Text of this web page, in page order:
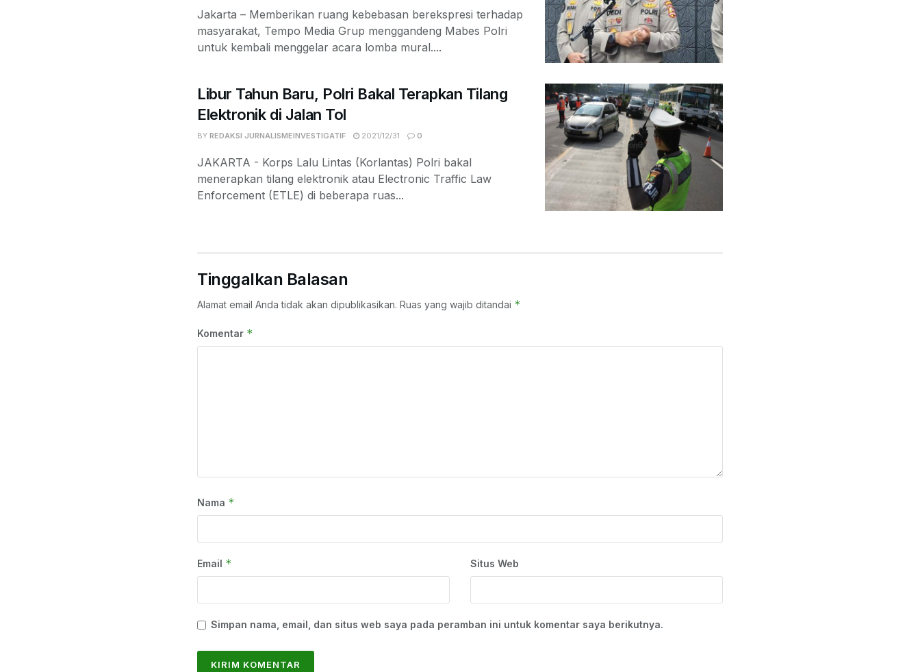
Jakarta – Memberikan ruang kebebasan berekspresi terhadap
masyarakat, Tempo Media Grup menggandeng Mabes Polri
untuk kembali menggelar acara lomba mural....
Libur Tahun Baru, Polri Bakal Terapkan Tilang
Elektronik di Jalan Tol
BY REDAKSI JURNALISMEINVESTIGATIF 2021/12/31 0
JAKARTA - Korps Lalu Lintas (Korlantas) Polri bakal
menerapkan tilang elektronik atau Electronic Traffic Law
Enforcement (ETLE) di beberapa ruas...
Tinggalkan Balasan
Alamat email Anda tidak akan dipublikasikan. Ruas yang wajib ditandai *
Komentar *
Nama *
Email * Situs Web
Simpan nama, email, dan situs web saya pada peramban ini untuk komentar saya berikutnya.